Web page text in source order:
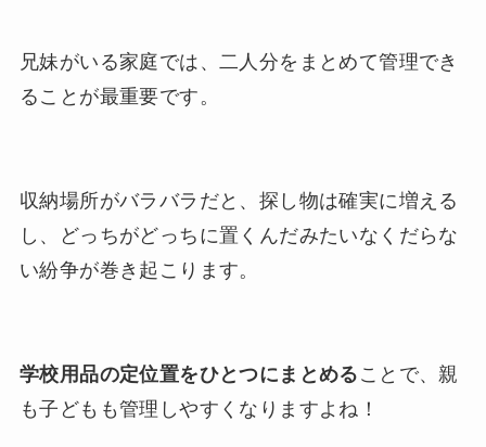
兄妹がいる家庭では、二人分をまとめて管理でき
ることが最重要です。
収納場所がバラバラだと、探し物は確実に増える
し、どっちがどっちに置くんだみたいなくだらな
い紛争が巻き起こります。
学校用品の定位置をひとつにまとめる ことで、親
も子どもも管理しやすくなりますよね！